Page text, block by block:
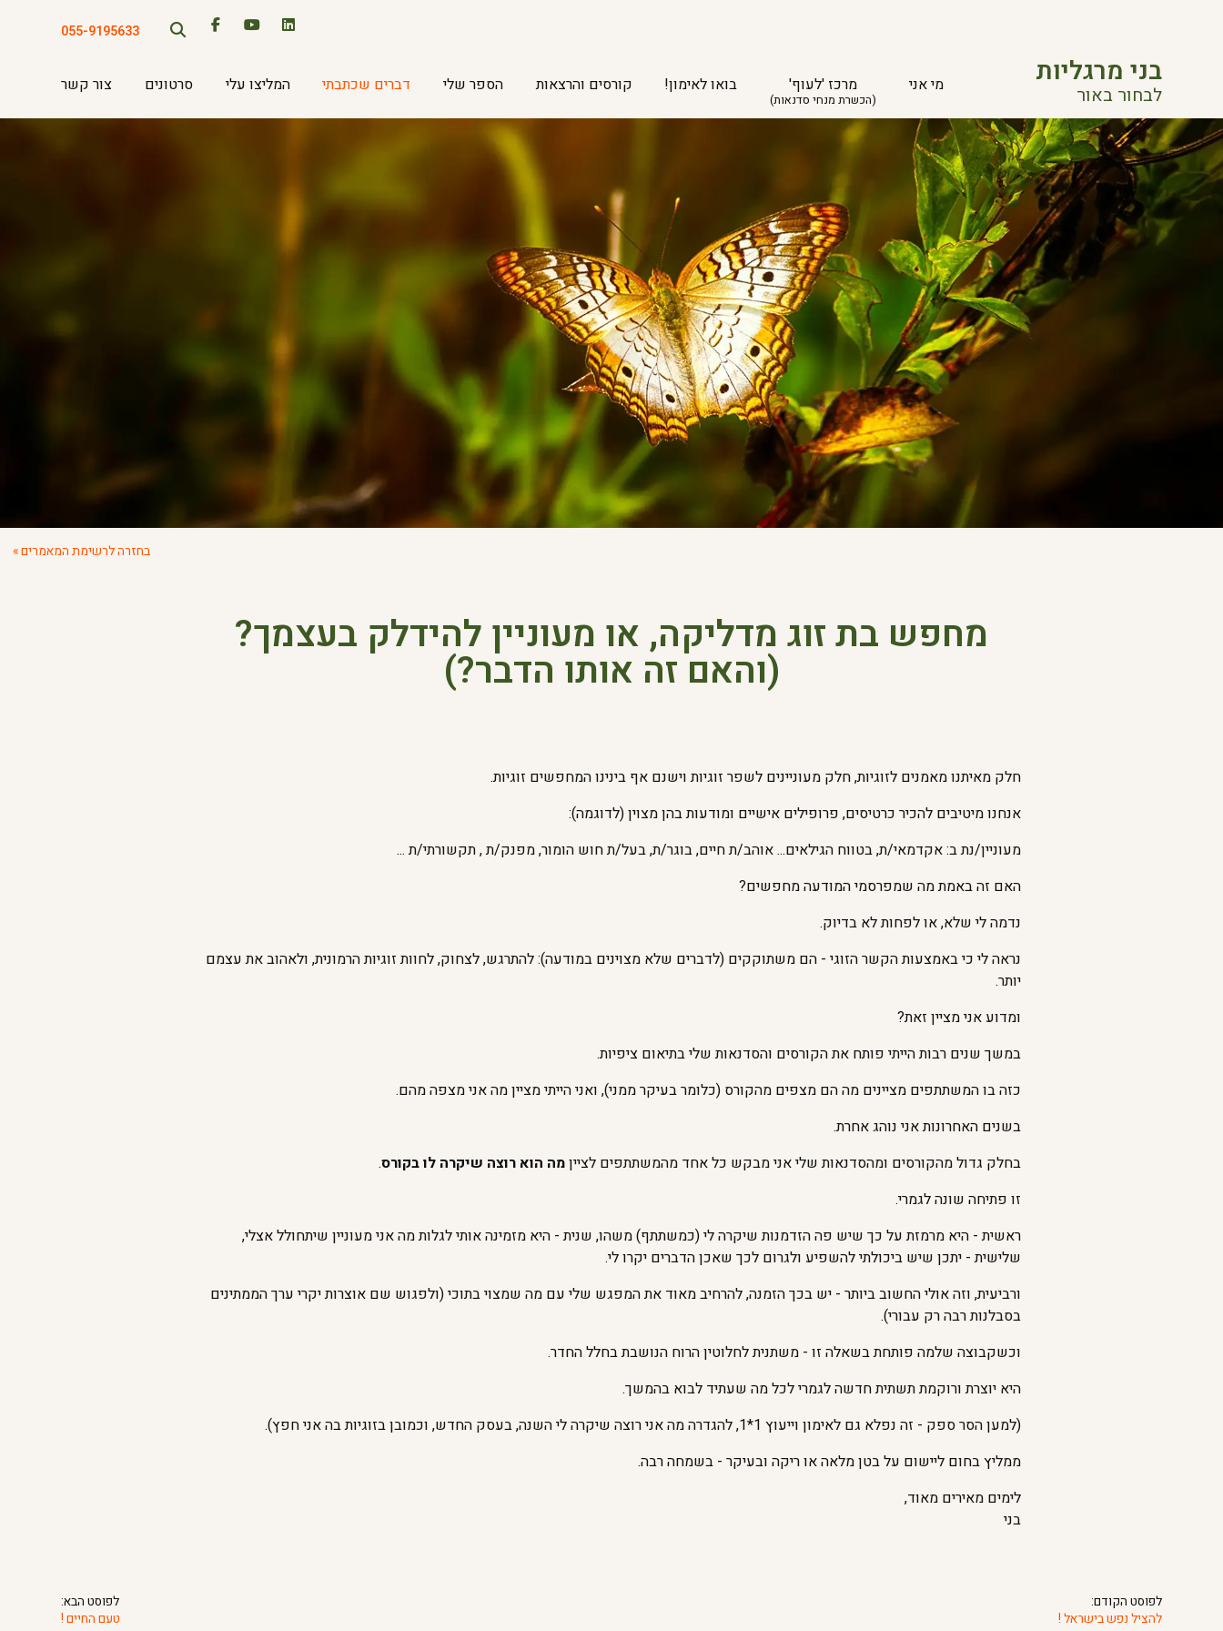
בני מרגליות
לבחור באור
055-9195633
מי אני מרכז 'לעוף'
(הכשרת מנחי סדנאות)
בואו לאימון! קורסים והרצאות הספר שלי דברים שכתבתי המליצו עלי סרטונים צור קשר
בחזרה לרשימת המאמרים »
מחפש בת זוג מדליקה, או מעוניין להידלק בעצמך?
(והאם זה אותו הדבר?)
חלק מאיתנו מאמנים לזוגיות, חלק מעוניינים לשפר זוגיות וישנם אף בינינו המחפשים זוגיות.
אנחנו מיטיבים להכיר כרטיסים, פרופילים אישיים ומודעות בהן מצוין (לדוגמה):
מעוניין/נת ב: אקדמאי/ת, בטווח הגילאים... אוהב/ת חיים, בוגר/ת, בעל/ת חוש הומור, מפנק/ת , תקשורתי/ת ...
האם זה באמת מה שמפרסמי המודעה מחפשים?
נדמה לי שלא, או לפחות לא בדיוק.
נראה לי כי באמצעות הקשר הזוגי - הם משתוקקים (לדברים שלא מצוינים במודעה): להתרגש, לצחוק, לחוות זוגיות הרמונית, ולאהוב את עצמם
יותר.
ומדוע אני מציין זאת?
במשך שנים רבות הייתי פותח את הקורסים והסדנאות שלי בתיאום ציפיות.
כזה בו המשתתפים מציינים מה הם מצפים מהקורס (כלומר בעיקר ממני), ואני הייתי מציין מה אני מצפה מהם.
בשנים האחרונות אני נוהג אחרת.
בחלק גדול מהקורסים ומהסדנאות שלי אני מבקש כל אחד מהמשתתפים לצייןמה הוא רוצה שיקרה לו בקורס.
זו פתיחה שונה לגמרי.
ראשית - היא מרמזת על כך שיש פה הזדמנות שיקרה לי (כמשתתף) משהו, שנית - היא מזמינה אותי לגלות מה אני מעוניין שיתחולל אצלי,
שלישית - יתכן שיש ביכולתי להשפיע ולגרום לכך שאכן הדברים יקרו לי.
ורביעית, וזה אולי החשוב ביותר - יש בכך הזמנה, להרחיב מאוד את המפגש שלי עם מה שמצוי בתוכי (ולפגוש שם אוצרות יקרי ערך הממתינים
בסבלנות רבה רק עבורי).
וכשקבוצה שלמה פותחת בשאלה זו - משתנית לחלוטין הרוח הנושבת בחלל החדר.
היא יוצרת ורוקמת תשתית חדשה לגמרי לכל מה שעתיד לבוא בהמשך.
(למען הסר ספק - זה נפלא גם לאימון וייעוץ 1*1, להגדרה מה אני רוצה שיקרה לי השנה, בעסק החדש, וכמובן בזוגיות בה אני חפץ).
ממליץ בחום ליישום על בטן מלאה או ריקה ובעיקר - בשמחה רבה.
לימים מאירים מאוד,
בני
לפוסט הקודם:
להציל נפש בישראל !
לפוסט הבא:
טעם החיים !